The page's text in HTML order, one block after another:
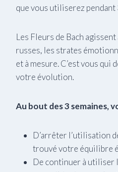
que vous utiliserez pendant
Les Fleurs de Bach agissent
russes, les strates
et à mesure. C’est vous qui
votre évolution.
Au bout des 3 semaines,
D’arrêter l’utilisation
trouvé votre équilibre
De continuer à utiliser